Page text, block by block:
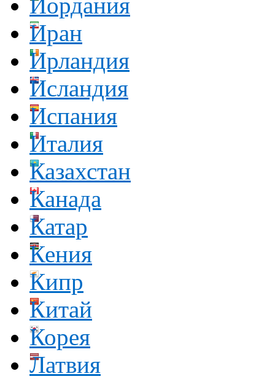
Иордания
Иран
Ирландия
Исландия
Испания
Италия
Казахстан
Канада
Катар
Кения
Кипр
Китай
Корея
Латвия